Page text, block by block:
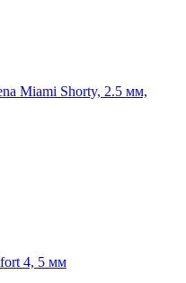
Miami Shorty, 2.5 мм,
4, 5 мм